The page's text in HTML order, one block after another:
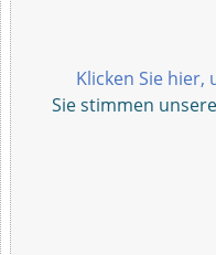
Klicken Sie hier,
Sie stimmen